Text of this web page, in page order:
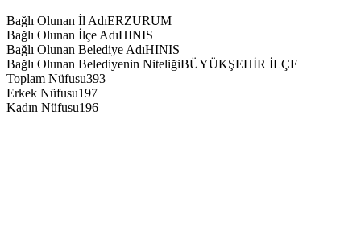
Bağlı Olunan İl AdıERZURUM
Bağlı Olunan İlçe AdıHINIS
Bağlı Olunan Belediye AdıHINIS
Bağlı Olunan Belediyenin NiteliğiBÜYÜKŞEHİR İLÇE
Toplam Nüfusu393
Erkek Nüfusu197
Kadın Nüfusu196